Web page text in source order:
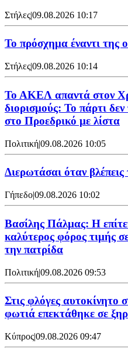
Στήλες|09.08.2026 10:17
Το πρόσχημα έναντι της
Στήλες|09.08.2026 10:14
Το ΑΚΕΛ απαντά στον
διορισμούς: Το πάρτι
στο Προεδρικό με λίστα
Πολιτική|09.08.2026 10:05
Διερωτάσαι όταν
Γήπεδο|09.08.2026 10:02
Βασίλης Πάλμας: Η
καλύτερος φόρος τιμής
την πατρίδα
Πολιτική|09.08.2026 09:53
Στις φλόγες
φωτιά επεκτάθηκε σε
Κύπρος|09.08.2026 09:47